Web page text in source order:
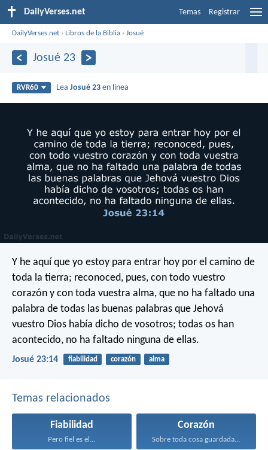
DailyVerses.net Temas Registrar
DailyVerses.net ›Libros de la Biblia ›Josué
Josué 23
RVR60 LeaJosué 23 en línea
Y he aquí que yo estoy para entrar hoy por el camino de
toda la tierra; reconoced, pues, con todo vuestro
corazón y con toda vuestra alma, que no ha faltado una
palabra de todas las buenas palabras que Jehová
vuestro Dios había dicho de vosotros; todas os han
acontecido, no ha faltado ninguna de ellas.
Josué 23:14 fiabilidad corazón alma
Temas relacionados
Fiabilidad
Pero fiel es el...
Corazón
Sobre toda cosa guardada...